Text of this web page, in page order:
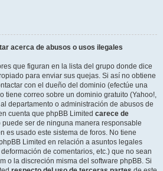
acerca de abusos o usos ilegales
que figuran en la lista del grupo donde dice
para enviar sus quejas. Si así no obtiene
con el dueño del dominio (efectúe una
tiene correo sobre un dominio gratuito (Yahoo!,
departamento o administración de abusos de
cuenta que phpBB Limited carece de
puede ser de ninguna manera responsable
es usado este sistema de foros. No tiene
Limited en relación a asuntos legales
de comentarios, etc.) que no sean
o la discreción misma del software phpBB. Si